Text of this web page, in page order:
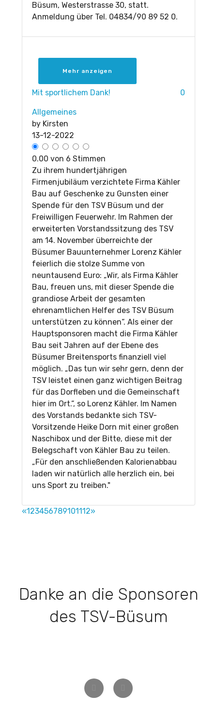
Büsum, Westerstrasse 30, statt.
Anmeldung über Tel. 04834/90 89 52 0.
Mehr anzeigen
0
Mit sportlichem Dank!
Allgemeines
by Kirsten
13-12-2022
0.00 von 6 Stimmen
Zu ihrem hundertjährigen
Firmenjubiläum verzichtete Firma Kähler
Bau auf Geschenke zu Gunsten einer
Spende für den TSV Büsum und der
Freiwilligen Feuerwehr. Im Rahmen der
erweiterten Vorstandssitzung des TSV
am 14. November überreichte der
Büsumer Bauunternehmer Lorenz Kähler
feierlich die stolze Summe von
neuntausend Euro: „Wir, als Firma Kähler
Bau, freuen uns, mit dieser Spende die
grandiose Arbeit der gesamten
ehrenamtlichen Helfer des TSV Büsum
unterstützen zu können“. Als einer der
Hauptsponsoren macht die Firma Kähler
Bau seit Jahren auf der Ebene des
Büsumer Breitensports finanziell viel
möglich. „Das tun wir sehr gern, denn der
TSV leistet einen ganz wichtigen Beitrag
für das Dorfleben und die Gemeinschaft
hier im Ort.“, so Lorenz Kähler. Im Namen
des Vorstands bedankte sich TSV-
Vorsitzende Heike Dorn mit einer großen
Naschibox und der Bitte, diese mit der
Belegschaft von Kähler Bau zu teilen.
„Für den anschließenden Kalorienabbau
laden wir natürlich alle herzlich ein, bei
uns Sport zu treiben."
«1 23456789101112»
Danke an die Sponsoren
des TSV-Büsum
Zurück Weiter